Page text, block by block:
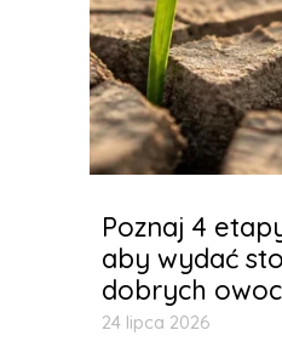
Poznaj 4
aby wydać
dobrych
24 lipca 2026